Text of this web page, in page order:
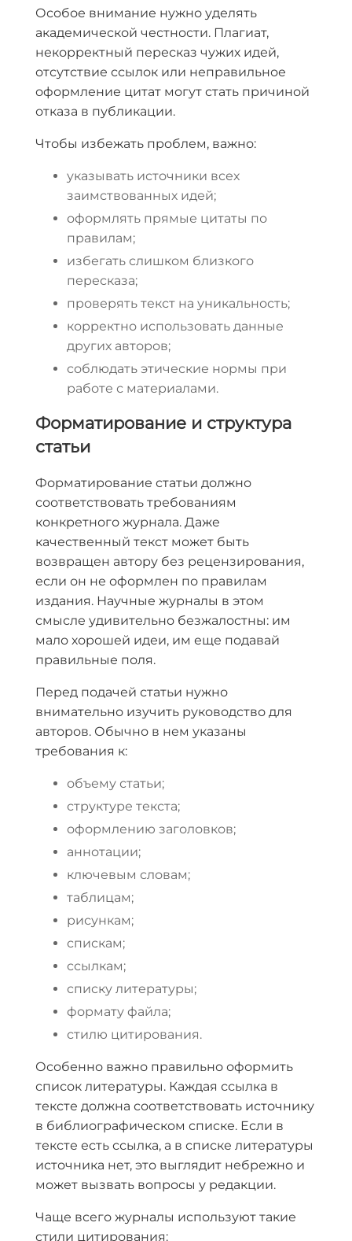
Особое внимание нужно уделять
академической честности. Плагиат,
некорректный пересказ чужих идей,
отсутствие ссылок или неправильное
оформление цитат могут стать причиной
отказа в публикации.
Чтобы избежать проблем, важно:
указывать источники всех
заимствованных идей;
оформлять прямые цитаты по
правилам;
избегать слишком близкого
пересказа;
проверять текст на уникальность;
корректно использовать данные
других авторов;
соблюдать этические нормы при
работе с материалами.
Форматирование и структура
статьи
Форматирование статьи должно
соответствовать требованиям
конкретного журнала. Даже
качественный текст может быть
возвращен автору без рецензирования,
если он не оформлен по правилам
издания. Научные журналы в этом
смысле удивительно безжалостны: им
мало хорошей идеи, им еще подавай
правильные поля.
Перед подачей статьи нужно
внимательно изучить руководство для
авторов. Обычно в нем указаны
требования к:
объему статьи;
структуре текста;
оформлению заголовков;
аннотации;
ключевым словам;
таблицам;
рисункам;
спискам;
ссылкам;
списку литературы;
формату файла;
стилю цитирования.
Особенно важно правильно оформить
список литературы. Каждая ссылка в
тексте должна соответствовать источнику
в библиографическом списке. Если в
тексте есть ссылка, а в списке литературы
источника нет, это выглядит небрежно и
может вызвать вопросы у редакции.
Чаще всего журналы используют такие
стили цитирования: